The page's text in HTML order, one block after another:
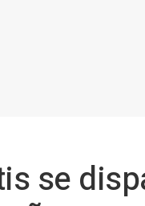
se